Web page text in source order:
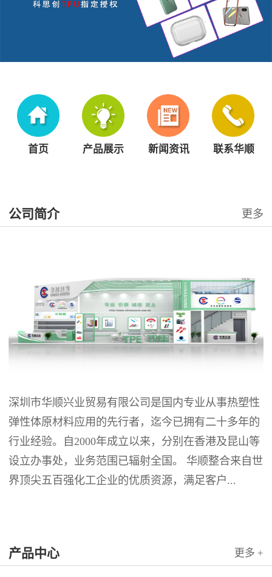
首页 产品展示 新闻资讯 联系华顺
公司简介 更多
深圳市华顺兴业贸易有限公司是国内专业从事热塑性
弹性体原材料应用的先行者，迄今已拥有二十多年的
行业经验。自2000年成立以来，分别在香港及昆山等
设立办事处，业务范围已辐射全国。 华顺整合来自世
界顶尖五百强化工企业的优质资源，满足客户...
产品中心 更多 +